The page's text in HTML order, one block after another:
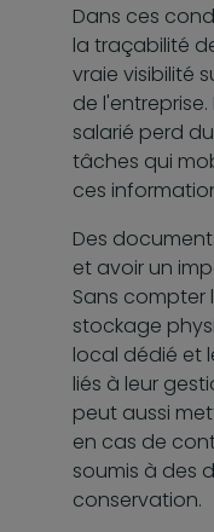
Dans ces
la traçabilité
vraie visibilité
de
salarié perd
tâches qui
ces
Des
et avoir un
Sans compter
stockage
local dédié et
liés à leur
peut aussi
en cas de
soumis à des
conservation.